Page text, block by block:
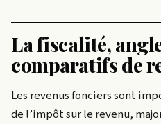
La fiscalité,
comparatifs de
Les revenus fonciers sont
de l’impôt sur le revenu,